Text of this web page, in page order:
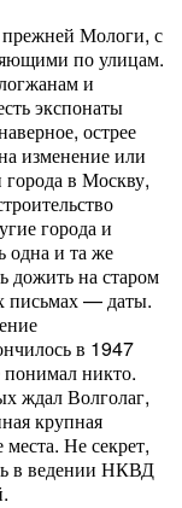
прежней Мологи, с
по улицам.
и
экспонаты
острее
изменение или
города в Москву,
города и
одна и та же
дожить на старом
письмах — даты.
в 1947
понимал никто.
ждал Волголаг,
крупная
Не секрет,
в ведении НКВД